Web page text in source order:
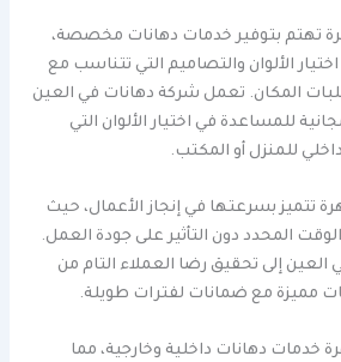
تهتم بتوفير خدمات دهانات مخصصة،
الألوان والتصاميم التي تتناسب مع
المكان. تعمل شركة دهانات في العين
للمساعدة في اختيار الألوان التي
للمنزل أو المكتب.
تتميز بسرعتها في إنجاز الأعمال، حيث
المحدد دون التأثير على جودة العمل.
إلى تحقيق رضا العملاء التام من
مميزة مع ضمانات لفترات طويلة.
خدمات دهانات داخلية وخارجية، مما